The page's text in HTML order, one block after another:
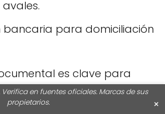
bancaria para domiciliación
es clave para
es raro que algunos
informes de solvencia o
en fuentes oficiales. Marcas de sus
propietarios.
×